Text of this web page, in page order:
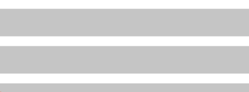
1月、2月、3月、4月、5月、6月、7月、8月